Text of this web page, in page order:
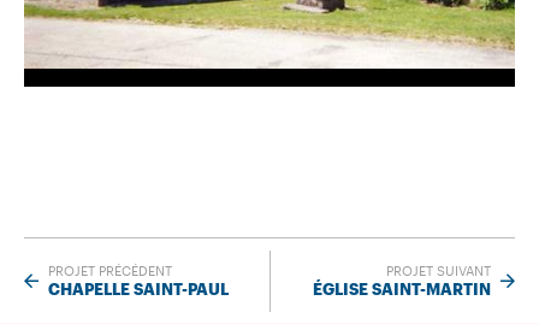
PROJET PRÉCÉDENT
CHAPELLE SAINT-PAUL
PROJET SUIVANT
ÉGLISE SAINT-MARTIN